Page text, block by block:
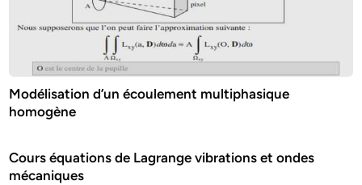
Modélisation d’un écoulement multiphasique
homogène
Cours équations de Lagrange vibrations et ondes
mécaniques